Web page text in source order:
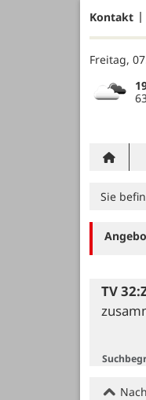
Kontakt
Freitag,
Sie
TV